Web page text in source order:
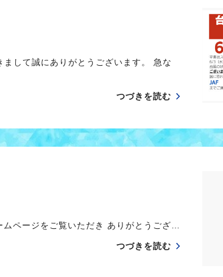
して誠にありがとうございます。 急な
つづきを読む
ページをご覧いただき ありがとうござ…
つづきを読む